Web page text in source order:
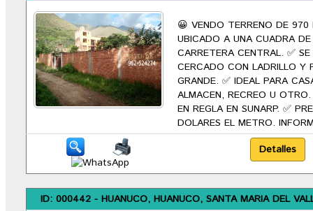
😀 VENDO TERRENO DE 970
UBICADO A UNA CUADRA
CARRETERA CENTRAL. ✅
CERCADO CON LADRILLO Y
GRANDE. ✅ IDEAL PARA
ALMACEN, RECREO U OTRO.
EN REGLA EN SUNARP. ✅
DOLARES EL METRO.
ID: 000442 - HUANUCO, HUANUCO, SANTA MARIA DEL